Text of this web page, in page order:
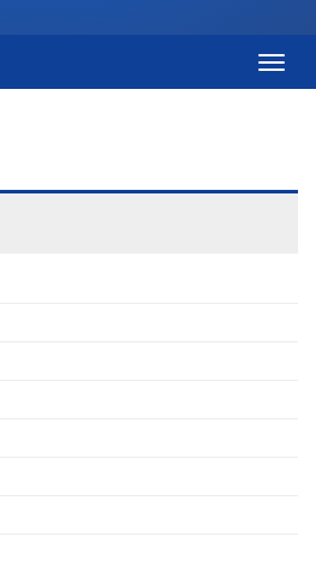
Toggle